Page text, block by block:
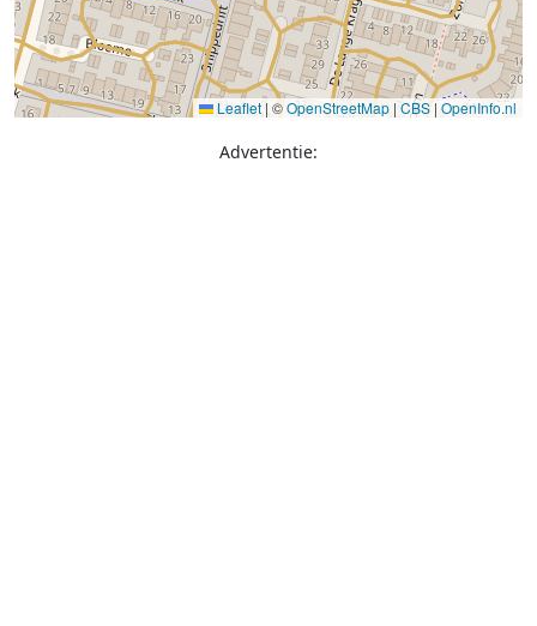
Leaflet | ©OpenStreetMap | CBS|OpenInfo.nl
Advertentie: